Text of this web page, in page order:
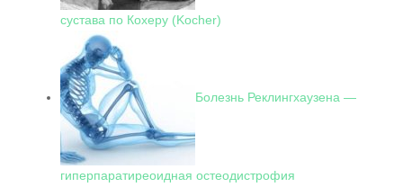
сустава по Кохеру (Kocher)
Болезнь Реклингхаузена —
гиперпаратиреоидная остеодистрофия